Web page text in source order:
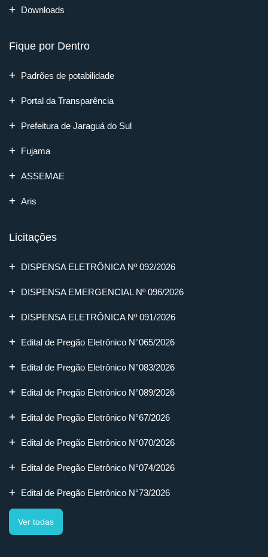
Downloads
Fique por Dentro
Padrões de potabilidade
Portal da Transparência
Prefeitura de Jaraguá do Sul
Fujama
ASSEMAE
Aris
Licitações
DISPENSA ELETRÔNICA Nº 092/2026
DISPENSA EMERGENCIAL Nº 096/2026
DISPENSA ELETRÔNICA Nº 091/2026
Edital de Pregão Eletrônico N°065/2026
Edital de Pregão Eletrônico N°083/2026
Edital de Pregão Eletrônico N°089/2026
Edital de Pregão Eletrônico N°67/2026
Edital de Pregão Eletrônico N°070/2026
Edital de Pregão Eletrônico N°074/2026
Edital de Pregão Eletrônico N°73/2026
Ver todas